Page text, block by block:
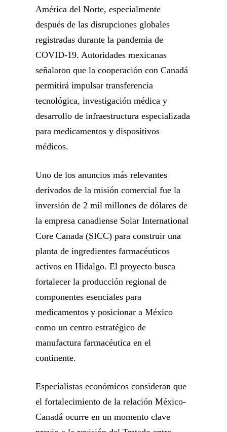
América del Norte, especialmente
después de las disrupciones globales
registradas durante la pandemia de
COVID-19. Autoridades mexicanas
señalaron que la cooperación con Canadá
permitirá impulsar transferencia
tecnológica, investigación médica y
desarrollo de infraestructura especializada
para medicamentos y dispositivos
médicos.
Uno de los anuncios más relevantes
derivados de la misión comercial fue la
inversión de 2 mil millones de dólares de
la empresa canadiense Solar International
Core Canada (SICC) para construir una
planta de ingredientes farmacéuticos
activos en Hidalgo. El proyecto busca
fortalecer la producción regional de
componentes esenciales para
medicamentos y posicionar a México
como un centro estratégico de
manufactura farmacéutica en el
continente.
Especialistas económicos consideran que
el fortalecimiento de la relación México-
Canadá ocurre en un momento clave